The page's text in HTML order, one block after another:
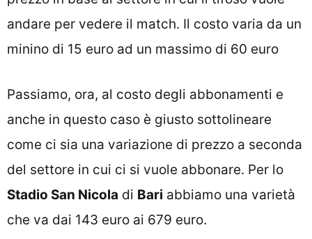
andare per vedere il match. Il costo varia da un
minino di 15 euro ad un massimo di 60 euro
Passiamo, ora, al costo degli abbonamenti e
anche in questo caso è giusto sottolineare
come ci sia una variazione di prezzo a seconda
del settore in cui ci si vuole abbonare. Per lo
Stadio San Nicola di Bari abbiamo una varietà
che va dai 143 euro ai 679 euro.